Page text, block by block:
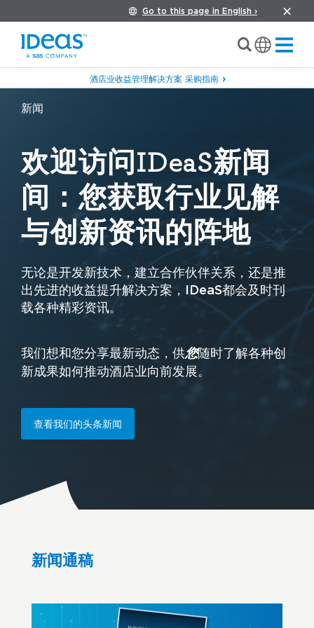
Go to this page in English ›
酒店业收益管理解决方案 采购指南
新闻
欢迎访问IDeaS新闻
间：您获取行业见解
与创新资讯的阵地
无论是开发新技术，建立合作伙伴关系，还是推
出先进的收益提升解决方案，IDeaS都会及时刊
载各种精彩资讯。
我们想和您分享最新动态，供您随时了解各种创
新成果如何推动酒店业向前发展。
查看我们的头条新闻
新闻通稿